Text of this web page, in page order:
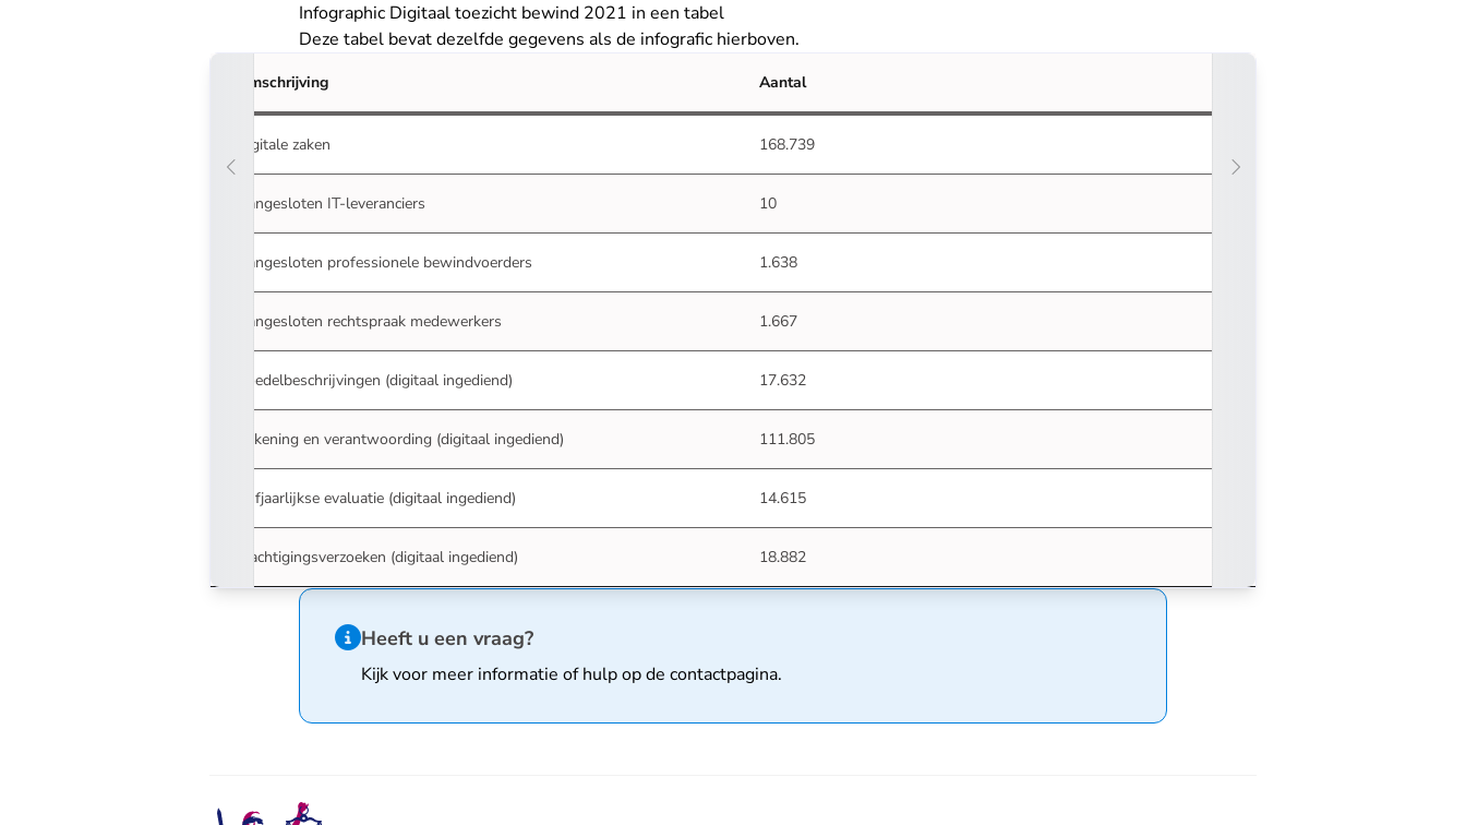
Infographic Digitaal toezicht bewind 2021 in een tabel
Deze tabel bevat dezelfde gegevens als de infografic hierboven.
Omschrijving Aantal
Digitale zaken 168.739
Aangesloten IT-leveranciers 10
Aangesloten professionele bewindvoerders 1.638
Aangesloten rechtspraak medewerkers 1.667
Boedelbeschrijvingen (digitaal ingediend) 17.632
Rekening en verantwoording (digitaal ingediend) 111.805
Vijfjaarlijkse evaluatie (digitaal ingediend) 14.615
Machtigingsverzoeken (digitaal ingediend) 18.882
Hint van type informatie
Heeft u een vraag?
Kijk voor meer informatie of hulp op de contactpagina.